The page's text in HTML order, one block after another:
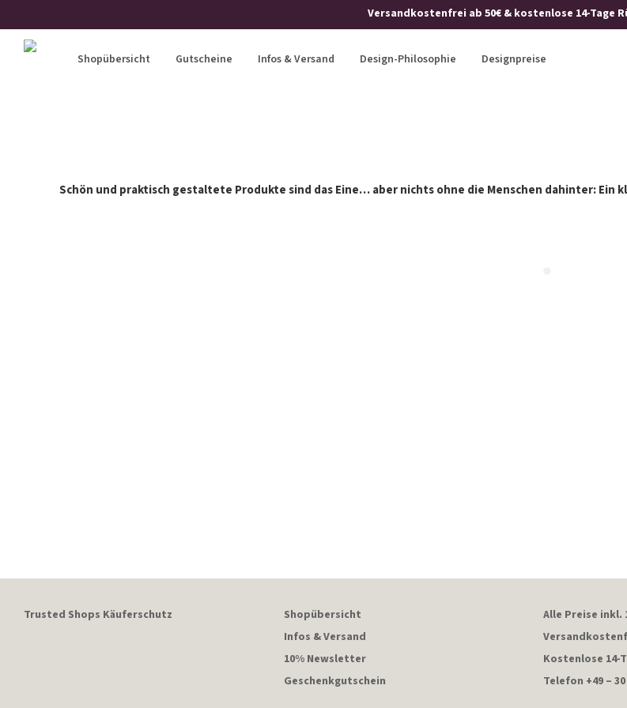
Versandkostenfrei ab 50€ & kostenlose 14-Tage
Shopübersicht Gutscheine Infos & Versand Design-Philosophie Designpreise
Schön und praktisch gestaltete Produkte sind das Eine… aber nichts ohne die Menschen dahinter:
Trusted Shops Käuferschutz
Shopübersicht
Infos & Versand
10% Newsletter
Geschenkgutschein
Alle Preise inkl.
Kostenlose 14-
Telefon +49 – 30